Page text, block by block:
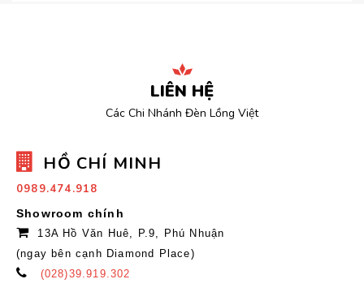
LIÊN HỆ
Các Chi Nhánh Đèn Lồng Việt
HỒ CHÍ MINH
0989.474.918
Showroom chính
13A Hồ Văn Huê, P.9, Phú Nhuận
(ngay bên cạnh Diamond Place)
(028)39.919.302